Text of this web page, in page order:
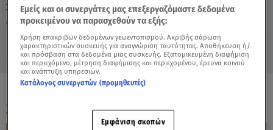
Σάββατο 8 Αυγούστου 2026
23.03.21, 12:01 ΖΩΔΙΑ
ΟΛΑ ΤΑ ΒΙΝΤΕΟ
Εμείς και οι συνεργάτες μας επεξεργαζόμαστε δεδομένα
προκειμένου να παρασχεθούν τα εξής:
Χρήση επακριβών δεδομένων γεωεντοπισμού. Ακριβής σάρωση
χαρακτηριστικών συσκευής για αναγνώριση ταυτότητας. Αποθήκευση ή/
και πρόσβαση στα δεδομένα μιας συσκευής. Εξατομικευμένη διαφήμιση
και περιεχόμενο, μέτρηση διαφήμισης και περιεχομένου, έρευνα κοινού
και ανάπτυξη υπηρεσιών.
Κατάλογος συνεργατών (προμηθευτές)
Εμφάνιση σκοπών